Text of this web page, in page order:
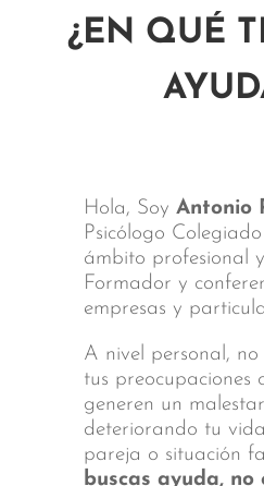
¿EN QUÉ
Hola, Soy Antonio
Psicólogo
ámbito profesional
Formador y
empresas y
A nivel personal, no
tus preocupaciones
generen un
deteriorando tu
pareja o situación
buscas ayuda, no